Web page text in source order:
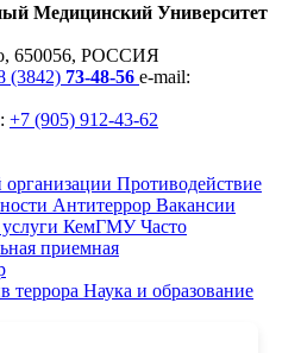
Медицинский Университет
650056, РОССИЯ
(3842) 73-48-56 e-mail:
+7 (905) 912-43-62
организации Противодействие
Антитеррор Вакансии
услуги КемГМУ Часто
приемная
Наука и образование